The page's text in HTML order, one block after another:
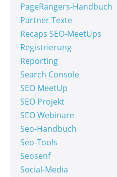
PageRangers-Handbuch
Partner Texte
Recaps SEO-MeetUps
Registrierung
Reporting
Search Console
SEO MeetUp
SEO Projekt
SEO Webinare
Seo-Handbuch
Seo-Tools
Seosenf
Social-Media